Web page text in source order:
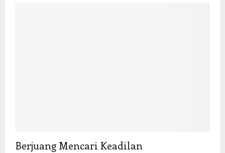
Berjuang Mencari Keadilan